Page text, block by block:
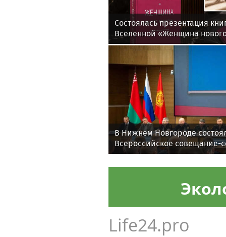
Состоялась презентация
Вселенной «Женщина
событие, объединившее
В Нижнем Новгороде
Всероссийское совещание-
вопросам развития
Life24.pro